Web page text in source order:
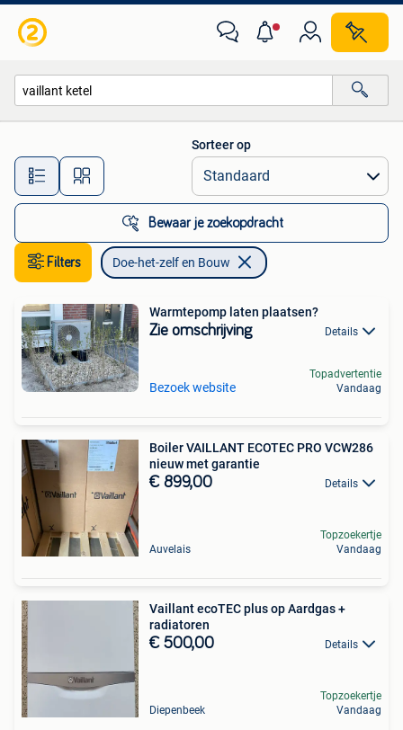
Alle afstanden…
Sorteer op
Bewaar je zoekopdracht
Filters Doe-het-zelf en Bouw
Warmtepomp laten plaatsen?
Zie omschrijving Details
Bezoek website
Topadvertentie
Vandaag
Boiler VAILLANT ECOTEC PRO VCW286
nieuw met garantie
€ 899,00 Details
Auvelais
Topzoekertje
Vandaag
Vaillant ecoTEC plus op Aardgas +
radiatoren
€ 500,00 Details
Diepenbeek
Topzoekertje
Vandaag